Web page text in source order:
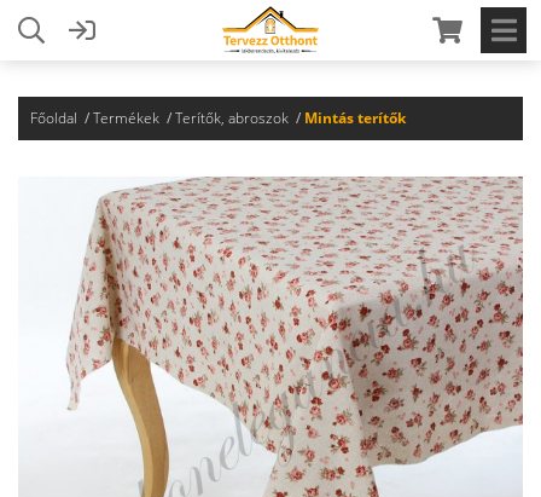
Főoldal Termékek Terítők, abroszok Mintás terítők